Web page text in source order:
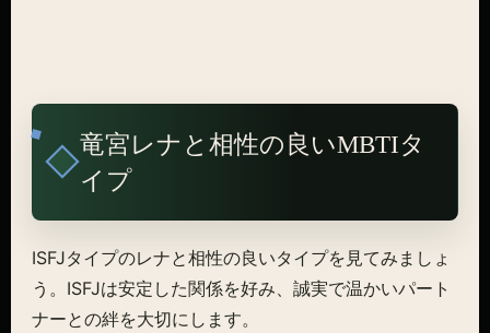
竜宮レナと相性の良いMBTIタ
イプ
ISFJタイプのレナと相性の良いタイプを見てみましょ
う。ISFJは安定した関係を好み、誠実で温かいパート
ナーとの絆を大切にします。